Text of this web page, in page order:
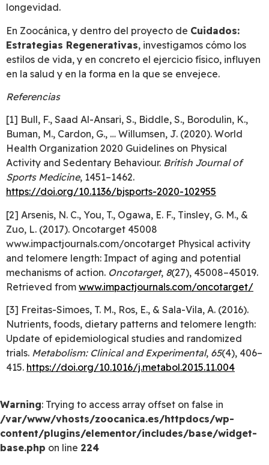
longevidad.
En Zoocánica, y dentro del proyecto de Cuidados:
Estrategias Regenerativas, investigamos cómo los
estilos de vida, y en concreto el ejercicio físico, influyen
en la salud y en la forma en la que se envejece.
Referencias
[1] Bull, F., Saad Al-Ansari, S., Biddle, S., Borodulin, K.,
Buman, M., Cardon, G., … Willumsen, J. (2020). World
Health Organization 2020 Guidelines on Physical
Activity and Sedentary Behaviour. British Journal of
Sports Medicine, 1451–1462.
https://doi.org/10.1136/bjsports-2020-102955
[2] Arsenis, N. C., You, T., Ogawa, E. F., Tinsley, G. M., &
Zuo, L. (2017). Oncotarget 45008
www.impactjournals.com/oncotarget Physical activity
and telomere length: Impact of aging and potential
mechanisms of action. Oncotarget, 8(27), 45008–45019.
Retrieved from www.impactjournals.com/oncotarget/
[3] Freitas-Simoes, T. M., Ros, E., & Sala-Vila, A. (2016).
Nutrients, foods, dietary patterns and telomere length:
Update of epidemiological studies and randomized
trials. Metabolism: Clinical and Experimental, 65(4), 406–
415. https://doi.org/10.1016/j.metabol.2015.11.004
Warning: Trying to access array offset on false in
/var/www/vhosts/zoocanica.es/httpdocs/wp-
content/plugins/elementor/includes/base/widget-
base.php on line 224